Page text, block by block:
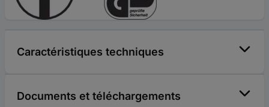
Caractéristiques techniques
Documents et téléchargements